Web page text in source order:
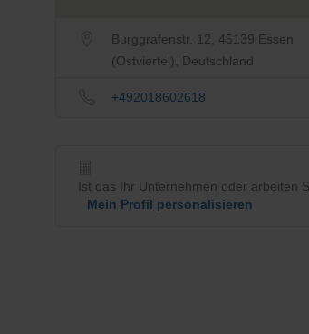
Burggrafenstr. 12, 45139 Essen
(Ostviertel), Deutschland
+492018602618
Ist das Ihr Unternehmen oder arbeiten
Mein Profil personalisieren